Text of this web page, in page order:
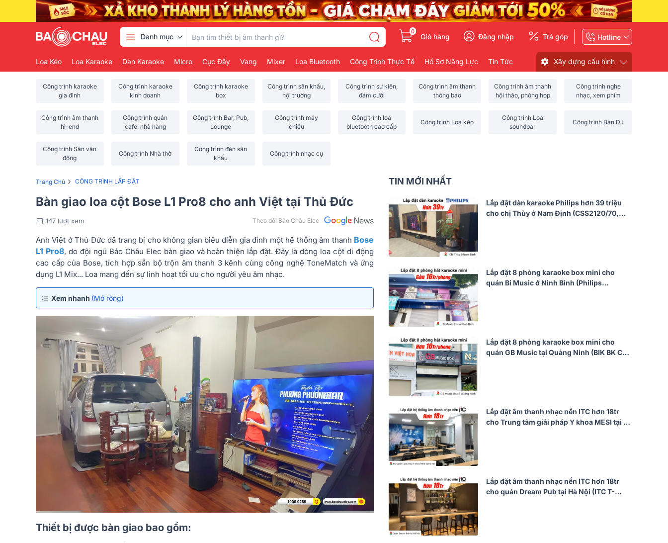
Danh mục
0
Giỏ hàng Đăng nhập Trả góp Hotline
Loa Kéo Loa Karaoke Dàn Karaoke Micro Cục Đẩy Vang Mixer Loa Bluetooth Công Trình Thực Tế Hồ Sơ Năng Lực Tin Tức Xây dựng cấu hình
Công trình karaoke
gia đình
Công trình karaoke
kinh doanh
Công trình karaoke
box
Công trình sân khấu,
hội trường
Công trình sự kiện,
đám cưới
Công trình âm thanh
thông báo
Công trình âm thanh
hội thảo, phòng họp
Công trình nghe
nhạc, xem phim
Công trình âm thanh
hi-end
Công trình quán
cafe, nhà hàng
Công trình Bar, Pub,
Lounge
Công trình máy
chiếu
Công trình loa
bluetooth cao cấp
Công trình Loa kéo
Công trình Loa
soundbar
Công trình Bàn DJ
Công trình Sân vận
động
Công trình Nhà thờ
Công trình đèn sân
khấu
Công trình nhạc cụ
Trang Chủ › CÔNG TRÌNH LẮP ĐẶT
Bàn giao loa cột Bose L1 Pro8 cho anh Việt tại Thủ Đức
147 lượt xem Theo dõi Bảo Châu Elec
Anh Việt ở Thủ Đức đã trang bị cho không gian biểu diễn gia đình một hệ thống âm thanh Bose
L1 Pro8, do đội ngũ Bảo Châu Elec bàn giao và hoàn thiện lắp đặt. Đây là dòng loa cột di động
cao cấp của Bose, tích hợp sẵn bộ trộn âm thanh 3 kênh cùng công nghệ ToneMatch và ứng
dụng L1 Mix... Loa mang đến sự linh hoạt tối ưu cho người yêu âm nhạc.
Xem nhanh (Mở rộng)
Thiết bị được bàn giao bao gồm:
TIN MỚI NHẤT
Lắp đặt dàn karaoke Philips hơn 39 triệu
cho chị Thùy ở Nam Định (CSS2120/70,
Lắp đặt 8 phòng karaoke box mini cho
quán Bi Music ở Ninh Bình (Philips
Lắp đặt 8 phòng karaoke box mini cho
quán GB Music tại Quảng Ninh (BIK BK C-
Lắp đặt âm thanh nhạc nền ITC hơn 18tr
cho Trung tâm giải pháp Y khoa MESI tại Hà
Lắp đặt âm thanh nhạc nền ITC hơn 18tr
cho quán Dream Pub tại Hà Nội (ITC T-